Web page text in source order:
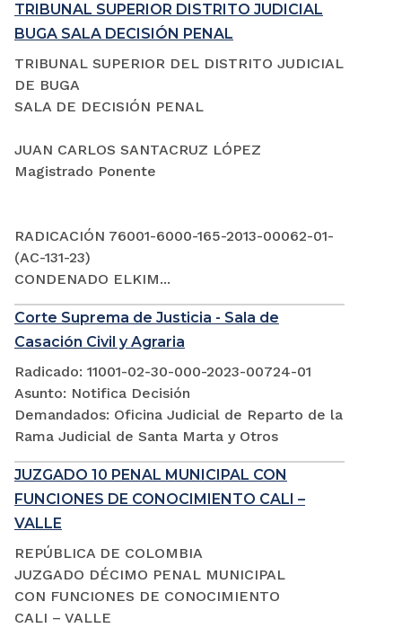
TRIBUNAL SUPERIOR DISTRITO JUDICIAL
BUGA SALA DECISIÓN PENAL
TRIBUNAL SUPERIOR DEL DISTRITO JUDICIAL
DE BUGA
SALA DE DECISIÓN PENAL
JUAN CARLOS SANTACRUZ LÓPEZ
Magistrado Ponente
RADICACIÓN 76001-6000-165-2013-00062-01-
(AC-131-23)
CONDENADO ELKIM...
Corte Suprema de Justicia - Sala de
Casación Civil y Agraria
Radicado: 11001-02-30-000-2023-00724-01
Asunto: Notifica Decisión
Demandados: Oficina Judicial de Reparto de la
Rama Judicial de Santa Marta y Otros
JUZGADO 10 PENAL MUNICIPAL CON
FUNCIONES DE CONOCIMIENTO CALI –
VALLE
REPÚBLICA DE COLOMBIA
JUZGADO DÉCIMO PENAL MUNICIPAL
CON FUNCIONES DE CONOCIMIENTO
CALI – VALLE